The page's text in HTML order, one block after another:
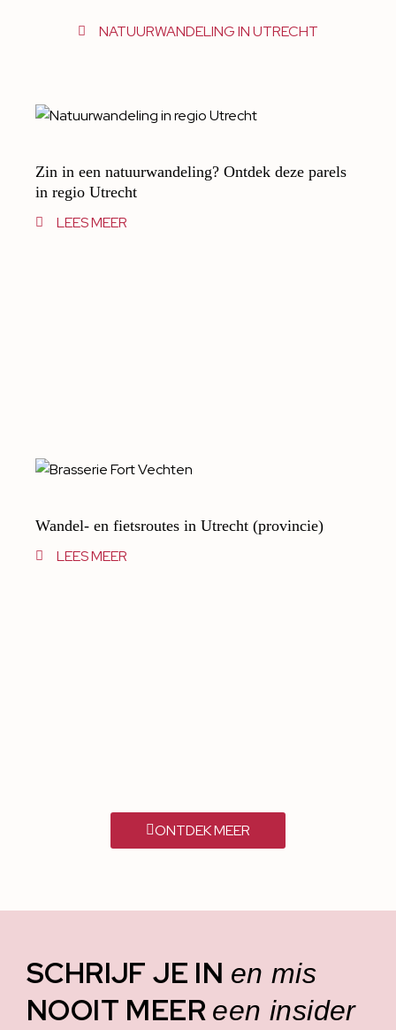
NATUURWANDELING IN UTRECHT
Zin in een natuurwandeling? Ontdek deze parels
in regio Utrecht
LEES MEER
Wandel- en fietsroutes in Utrecht (provincie)
LEES MEER
ONTDEK MEER
SCHRIJF JE IN en mis
NOOIT MEER een insider